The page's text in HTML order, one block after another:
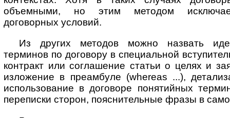
объемными, но этим методом
договорных условий.
Из других методов можно назвать
терминов по договору в специальной
контракт или соглашение статьи о целях и
изложение в преамбуле (whereas ...),
использование в договоре понятийных
переписки сторон, пояснительные фразы в